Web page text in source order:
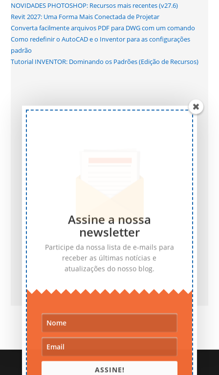
NOVIDADES PHOTOSHOP: Recursos mais recentes (v27.6)
Revit 2027: Uma Forma Mais Conectada de Projetar
Converta facilmente arquivos PDF para DWG com um comando
Como redefinir o AutoCAD e o Inventor para as configurações
padrão
Tutorial INVENTOR: Dominando os Padrões (Edição de Recursos)
Assine a nossa
newsletter
Participe da nossa lista de e-mails para
receber as últimas notícias e
atualizações do nosso blog.
ASSINE!